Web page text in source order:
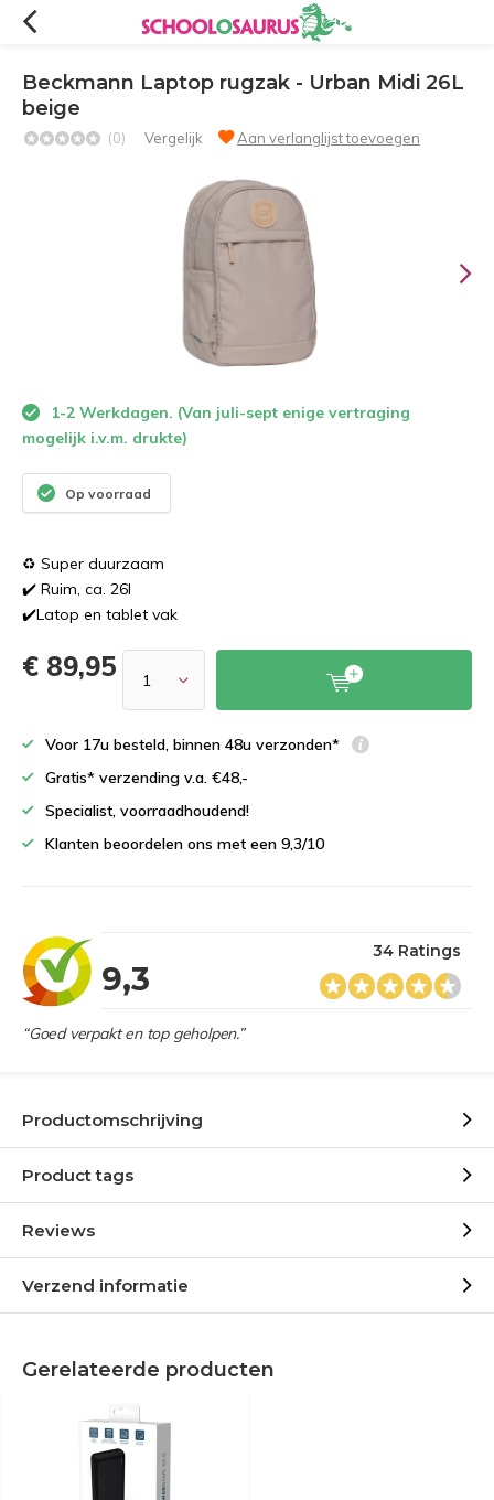
Beckmann Laptop rugzak - Urban Midi 26L
beige
(0) Vergelijk Aan verlanglijst toevoegen
1-2 Werkdagen. (Van juli-sept enige vertraging
mogelijk i.v.m. drukte)
Op voorraad
♻️ Super duurzaam
✔️ Ruim, ca. 26l
✔️Latop en tablet vak
€ 89,95
Voor 17u besteld, binnen 48u verzonden*
Gratis* verzending v.a. €48,-
Specialist, voorraadhoudend!
Klanten beoordelen ons met een 9,3/10
9,3
34 Ratings
“Goed verpakt en top geholpen.”
Productomschrijving
Product tags
Reviews
Verzend informatie
Gerelateerde producten